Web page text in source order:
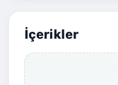
İçerikler